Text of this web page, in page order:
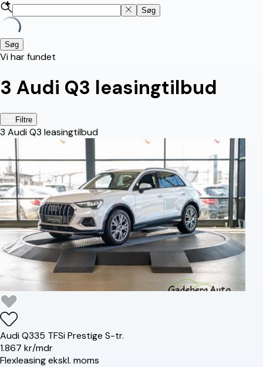
Søg
Søg
Vi har fundet
3 Audi Q3 leasingtilbud
Filtre
3 Audi Q3 leasingtilbud
AudiQ335 TFSi Prestige S-tr.
1.867 kr/mdr
Flexleasing ekskl. moms